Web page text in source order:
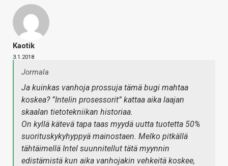
Kaotik
3.1.2018
Jormala
Ja kuinkas vanhoja prossuja tämä bugi mahtaa
koskea? ”Intelin prosessorit” kattaa aika laajan
skaalan tietotekniikan historiaa.
On kyllä kätevä tapa taas myydä uutta tuotetta 50%
suorituskykyhyppyä mainostaen. Melko pitkällä
tähtäimellä Intel suunnitellut tätä myynnin
edistämistä kun aika vanhojakin vehkeitä koskee,